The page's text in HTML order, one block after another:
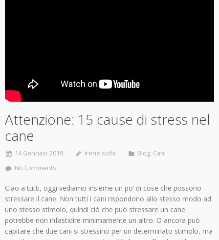
Attenzione: 15 cause di stress nel
cane
14 Gennaio 2019 irene sofia Blog, Cani
No Comments
Ciao a tutti, oggi vediamo insieme un po’ di cose che possono
stressare il cane. Non tutti i cani rispondono allo stesso modo ad
uno stesso stimolo, quindi ciò che può stressare un cane
potrebbe non infastidire minimamente un altro. O ancora può
capitare che due cani si stressino per un determinato stimolo, ma